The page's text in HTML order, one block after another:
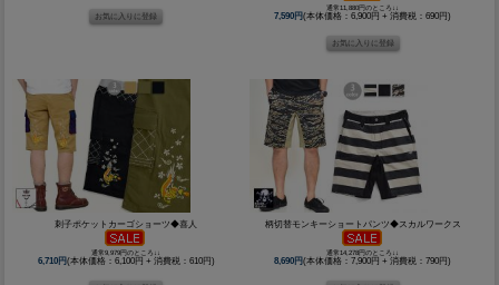
通常11,880円のところ↓↓
7,590円(本体価格：6,900円 + 消費税：690円)
刺子ポケットカーゴショーツ◆喜人
通常9,979円のところ↓↓
6,710円(本体価格：6,100円 + 消費税：610円)
柄切替モンキーショートパンツ◆スカルワークス
通常14,278円のところ↓↓
8,690円(本体価格：7,900円 + 消費税：790円)